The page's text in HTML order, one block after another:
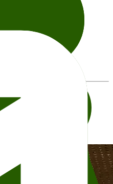
the organizer directly.